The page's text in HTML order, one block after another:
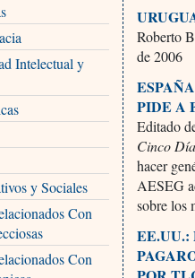
Intelectual y
y Sociales
Con
Con
Roberto
de 2006
PIDE A
Editado
Cinco
hacer
AESEG
sobre los